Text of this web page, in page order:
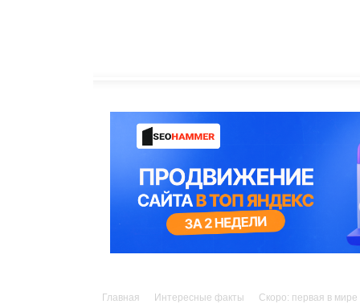
Главная Интересные факты Скоро: первая в